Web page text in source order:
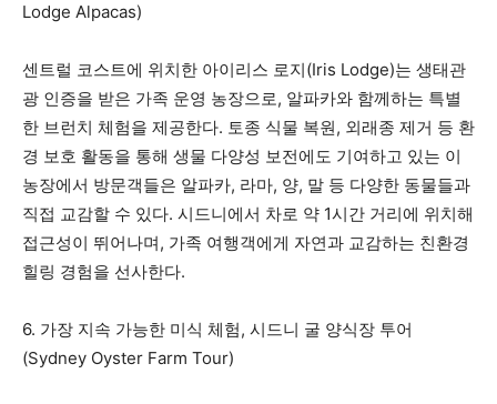
Lodge Alpacas)
센트럴 코스트에 위치한 아이리스 로지(Iris Lodge)는 생태관
광 인증을 받은 가족 운영 농장으로, 알파카와 함께하는 특별
한 브런치 체험을 제공한다. 토종 식물 복원, 외래종 제거 등 환
경 보호 활동을 통해 생물 다양성 보전에도 기여하고 있는 이
농장에서 방문객들은 알파카, 라마, 양, 말 등 다양한 동물들과
직접 교감할 수 있다. 시드니에서 차로 약 1시간 거리에 위치해
접근성이 뛰어나며, 가족 여행객에게 자연과 교감하는 친환경
힐링 경험을 선사한다.
6. 가장 지속 가능한 미식 체험, 시드니 굴 양식장 투어
(Sydney Oyster Farm Tour)